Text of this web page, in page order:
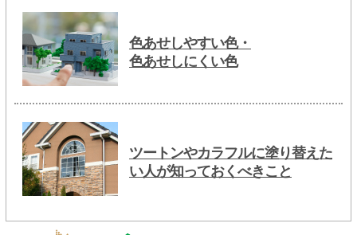
色あせしやすい色・
色あせしにくい色
ツートンやカラフルに塗り替えた
い人が知っておくべきこと